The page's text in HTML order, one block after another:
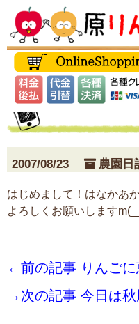
2007/08/23 農園日
はじめまして！はなかあ
よろしくお願いします
←前の記事 りんごに
→次の記事 今日は秋